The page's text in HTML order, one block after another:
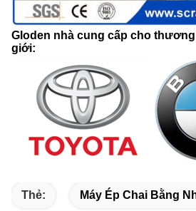
Gloden nhà cung cấp cho
giới:
Thẻ: Máy Ép Chai Bằng